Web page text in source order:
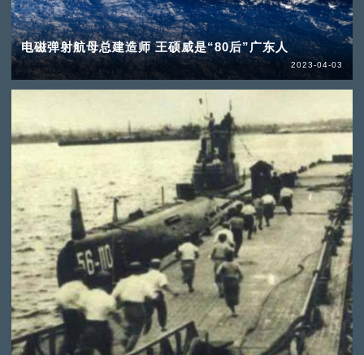
电磁弹射航母总建造师 王硕威是“80后”广东人
2023-04-03